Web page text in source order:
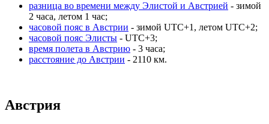
разница во времени между Элистой и Австрией - зимой
2 часа, летом 1 час;
часовой пояс в Австрии - зимой UTC+1, летом UTC+2;
часовой пояс Элисты - UTC+3;
время полета в Австрию - 3 часа;
расстояние до Австрии - 2110 км.
Австрия